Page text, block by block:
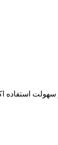
استفاده